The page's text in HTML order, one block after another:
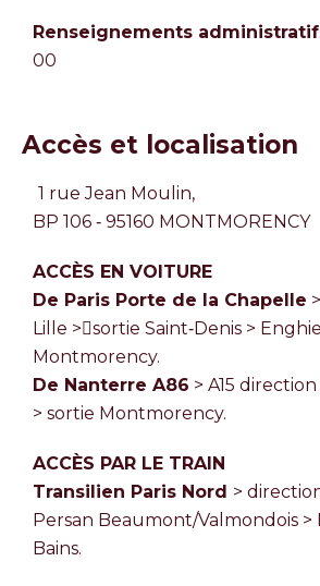
Renseignements
00
Accès et localisation
1 rue Jean Moulin,
BP 106 ‐ 95160 MONTMORENCY
ACCÈS EN VOITURE
De Paris Porte de la Chapelle
Lille >sortie Saint‐Denis >
Montmorency.
De Nanterre A86 > A15
> sortie Montmorency.
ACCÈS PAR LE TRAIN
Transilien Paris Nord >
Persan Beaumont/Valmondois >
Bains.